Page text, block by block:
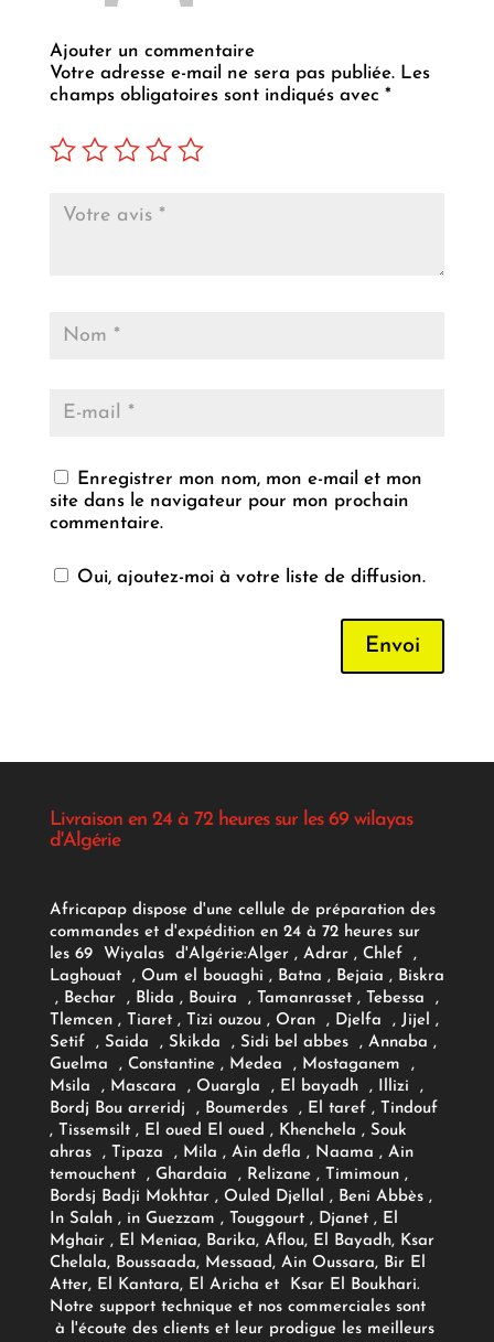
Ajouter un commentaire
Votre adresse e-mail ne sera pas publiée. Les
champs obligatoires sont indiqués avec *
Enregistrer mon nom, mon e-mail et mon
site dans le navigateur pour mon prochain
commentaire.
Oui, ajoutez-moi à votre liste de diffusion.
Envoi
Livraison en 24 à 72 heures sur les 69 wilayas
d'Algérie
Africapap dispose d'une cellule de préparation des
commandes et d'expédition en 24 à 72 heures sur
les 69 Wiyalas d'Algérie:Alger , Adrar, Chlef ,
Laghouat , Oum el bouaghi , Batna , Bejaia , Biskra
, Bechar , Blida , Bouira , Tamanrasset , Tebessa ,
Tlemcen , Tiaret , Tizi ouzou , Oran , Djelfa , Jijel ,
Setif , Saida , Skikda , Sidi bel abbes , Annaba ,
Guelma , Constantine , Medea , Mostaganem ,
Msila , Mascara , Ouargla , El bayadh , Illizi ,
Bordj Bou arreridj , Boumerdes , El taref , Tindouf
, Tissemsilt , El oued El oued , Khenchela , Souk
ahras , Tipaza , Mila , Ain defla , Naama , Ain
temouchent , Ghardaia , Relizane , Timimoun ,
Bordsj Badji Mokhtar , Ouled Djellal , Beni Abbès ,
In Salah , in Guezzam , Touggourt , Djanet , El
Mghair , El Meniaa, Barika, Aflou, El Bayadh, Ksar
Chelala, Boussaada, Messaad, Ain Oussara, Bir El
Atter, El Kantara, El Aricha et Ksar El Boukhari.
Notre support technique et nos commerciales sont
à l'écoute des clients et leur prodigue les meilleurs